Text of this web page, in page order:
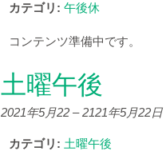
カテゴリ: 午後休
コンテンツ準備中です。
土曜午後
2021年5月22 –2121年5月22日
カテゴリ: 土曜午後